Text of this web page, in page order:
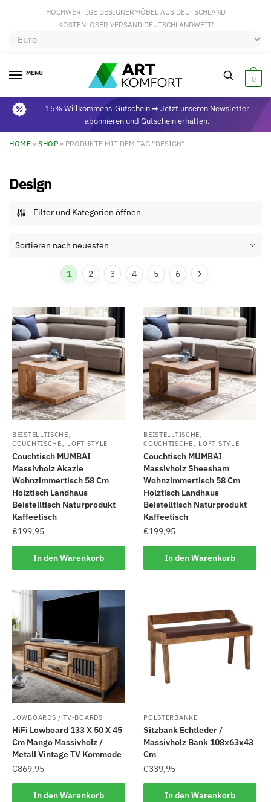
HOCHWERTIGE DESIGNERMÖBEL AUS DEUTSCHLAND
KOSTENLOSER VERSAND DEUTSCHLANDWEIT!
MENU
0
15% Willkommens-Gutschein ➡Jetzt unseren Newsletter
abonnieren und Gutschein erhalten.
HOME » SHOP » PRODUKTE MIT DEM TAG “DESIGN”
Design
Filter und Kategorien öffnen
1 2 3 4 5 6
BEISTELLTISCHE,
COUCHTISCHE, LOFT STYLE
Couchtisch MUMBAI
Massivholz Akazie
Wohnzimmertisch 58 Cm
Holztisch Landhaus
Beistelltisch Naturprodukt
Kaffeetisch
€199,95
In den Warenkorb
BEISTELLTISCHE,
COUCHTISCHE, LOFT STYLE
Couchtisch MUMBAI
Massivholz Sheesham
Wohnzimmertisch 58 Cm
Holztisch Landhaus
Beistelltisch Naturprodukt
Kaffeetisch
€199,95
In den Warenkorb
LOWBOARDS / TV-BOARDS
HiFi Lowboard 133 X 50 X 45
Cm Mango Massivholz /
Metall Vintage TV Kommode
€869,95
In den Warenkorb
POLSTERBÄNKE
Sitzbank Echtleder /
Massivholz Bank 108x63x43
Cm
€339,95
In den Warenkorb